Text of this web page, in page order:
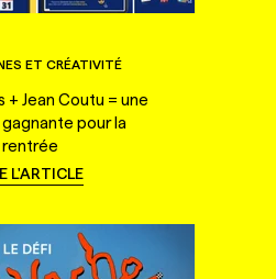
ET CRÉATIVITÉ
+ Jean Coutu = une
pour la
rentrée
L'ARTICLE